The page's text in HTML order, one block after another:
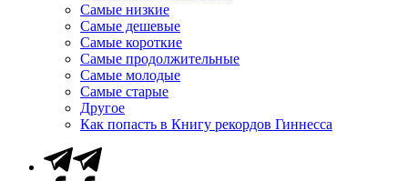
Самые низкие
Самые дешевые
Самые короткие
Самые продолжительные
Самые молодые
Самые старые
Другое
Как попасть в Книгу рекордов Гиннесса
Telegram